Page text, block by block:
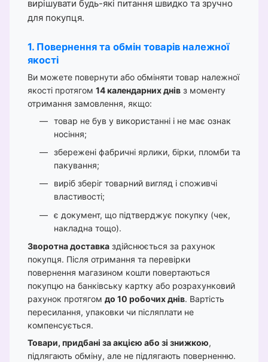
вирішувати будь-які питання швидко та зручно
для покупця.
1. Повернення та обмін товарів належної
якості
Ви можете повернути або обміняти товар належної
якості протягом 14 календарних днів з моменту
отримання замовлення, якщо:
товар не був у використанні і не має ознак
носіння;
збережені фабричні ярлики, бірки, пломби та
пакування;
виріб зберіг товарний вигляд і споживчі
властивості;
є документ, що підтверджує покупку (чек,
накладна тощо).
Зворотна доставка здійснюється за рахунок
покупця. Після отримання та перевірки
повернення магазином кошти повертаються
покупцю на банківську картку або розрахунковий
рахунок протягом до 10 робочих днів. Вартість
пересилання, упаковки чи післяплати не
компенсується.
Товари, придбані за акцією або зі знижкою,
підлягають обміну, але не підлягають поверненню.